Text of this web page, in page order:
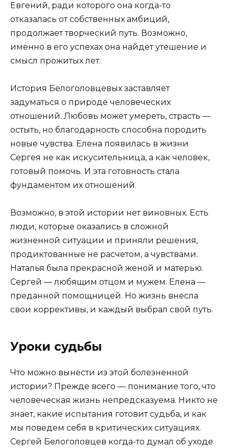
Евгений, ради которого она когда-то
отказалась от собственных амбиций,
продолжает творческий путь. Возможно,
именно в его успехах она найдет утешение и
смысл прожитых лет.
История Белоголовцевых заставляет
задуматься о природе человеческих
отношений. Любовь может умереть, страсть —
остыть, но благодарность способна породить
новые чувства. Елена появилась в жизни
Сергея не как искусительница, а как человек,
готовый помочь. И эта готовность стала
фундаментом их отношений.
Возможно, в этой истории нет виновных. Есть
люди, которые оказались в сложной
жизненной ситуации и приняли решения,
продиктованные не расчетом, а чувствами.
Наталья была прекрасной женой и матерью.
Сергей — любящим отцом и мужем. Елена —
преданной помощницей. Но жизнь внесла
свои коррективы, и каждый выбрал свой путь.
Уроки судьбы
Что можно вынести из этой болезненной
истории? Прежде всего — понимание того, что
человеческая жизнь непредсказуема. Никто не
знает, какие испытания готовит судьба, и как
мы поведем себя в критических ситуациях.
Сергей Белоголовцев когда-то думал об уходе